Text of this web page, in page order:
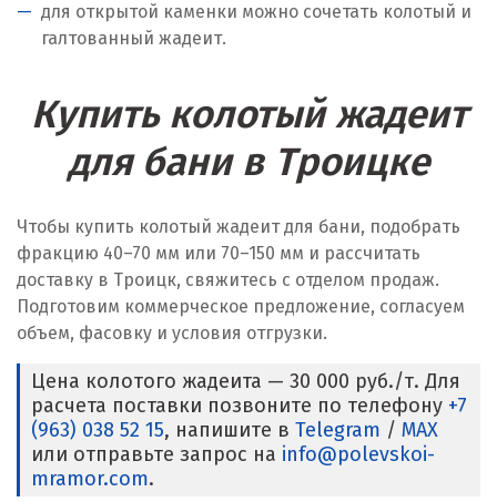
для открытой каменки можно сочетать колотый и
галтованный жадеит.
Купить колотый жадеит
для бани в Троицке
Чтобы купить колотый жадеит для бани, подобрать
фракцию 40–70 мм или 70–150 мм и рассчитать
доставку в Троицк, свяжитесь с отделом продаж.
Подготовим коммерческое предложение, согласуем
объем, фасовку и условия отгрузки.
Цена колотого жадеита — 30 000 руб./т. Для
расчета поставки позвоните по телефону +7
(963) 038 52 15, напишите в Telegram / MAX
или отправьте запрос на info@polevskoi-
mramor.com.